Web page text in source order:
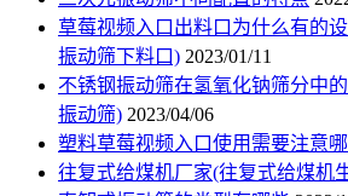
草莓视频入口出料口为什么有的
振动筛下料口) 2023/01/11
不锈钢振动筛在氢氧化钠筛分中
振动筛) 2023/04/06
塑料草莓视频入口使用需要注意
往复式给煤机厂家(往复式给煤机